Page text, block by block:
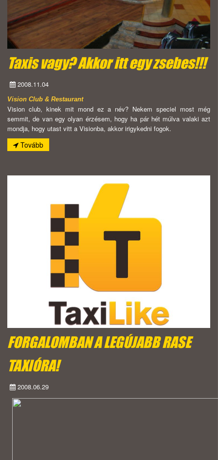
Taxis vagy? Akkor itt egy zsebes!!!
2008.11.04
Vision Club & Restaurant
Vision club, kinek mit mond ez a név? Nekem speciel most még
semmit, de van egy olyan érzésem, hogy ha pár hét múlva valaki azt
mondja, hogy utast vitt a Visionba, akkor irigykedni fogok.
Tovább
FORGALOMBAN A LEGÚJABB RASE
TAXIÓRA!
2008.06.29